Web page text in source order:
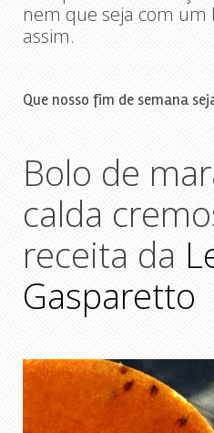
nem que seja com um
assim.
Que nosso fim de semana
Bolo de
calda
receita da
Gasparetto